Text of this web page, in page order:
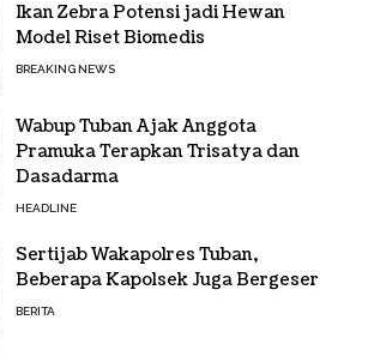
Ikan Zebra Potensi jadi Hewan
Model Riset Biomedis
BREAKING NEWS
Wabup Tuban Ajak Anggota
Pramuka Terapkan Trisatya dan
Dasadarma
HEADLINE
Sertijab Wakapolres Tuban,
Beberapa Kapolsek Juga Bergeser
BERITA